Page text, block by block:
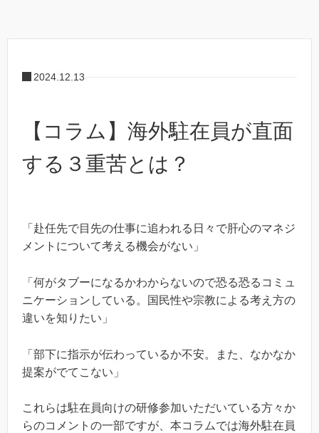
2024.12.13
【コラム】海外駐在員が直面
する３重苦とは？
「赴任先で目先の仕事に追われる日々で肝心のマネジ
メントについて考える機会がない」
「何がタブーになるかわからないので恐る恐るコミュ
ニケーションしている。国民性や宗教による考え方の
違いを知りたい」
「部下に指示が伝わっているか不安。また、なかなか
提案がでてこない」
これらは駐在員向けの研修参加いただいている方々か
らのコメントの一部ですが、本コラムでは海外駐在員